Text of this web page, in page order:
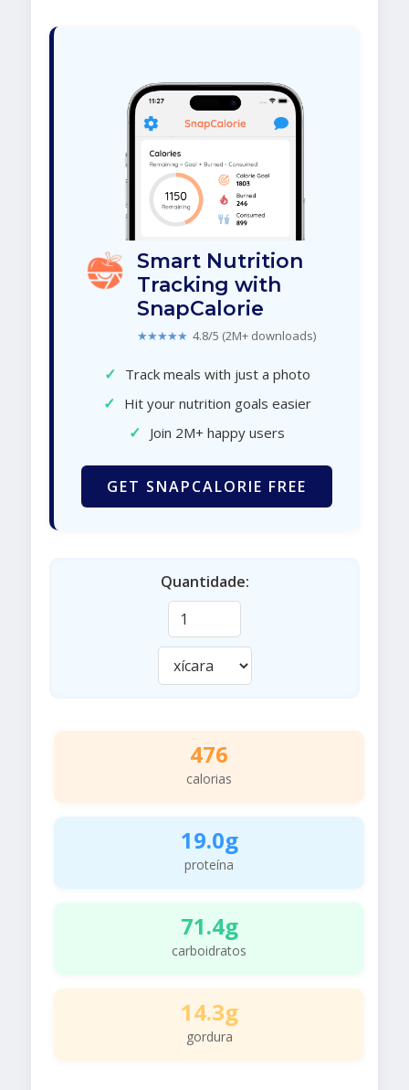
Smart Nutrition
Tracking with
SnapCalorie
★★★★★ 4.8/5 (2M+ downloads)
✓ Track meals with just a photo
✓ Hit your nutrition goals easier
✓ Join 2M+ happy users
GET SNAPCALORIE FREE
Quantidade:
476
calorias
19.0g
proteína
71.4g
carboidratos
14.3g
gordura